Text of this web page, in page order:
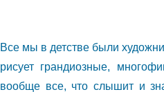
Все мы в детстве были
рисует грандиозные,
вообще все, что слышит и